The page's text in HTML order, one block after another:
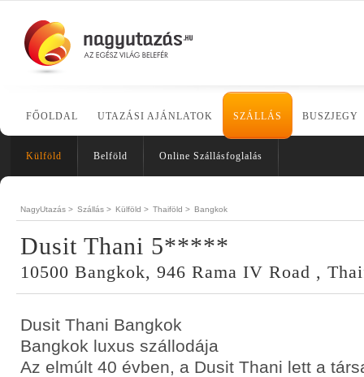
FŐOLDAL UTAZÁSI AJÁNLATOK SZÁLLÁS BUSZJEGY
Külföld Belföld Online Szállásfoglalás
NagyUtazás > Szállás > Külföld > Thaiföld > Bangkok
Dusit Thani 5*****
10500 Bangkok, 946 Rama IV Road ,
Dusit Thani Bangkok
Bangkok luxus szállodája
Az elmúlt 40 évben, a Dusit Thani lett a